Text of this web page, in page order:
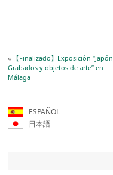
« 【Finalizado】Exposición “Japón.
Grabados y objetos de arte” en
Málaga
ESPAÑOL
日本語